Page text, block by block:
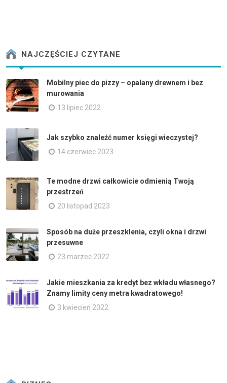
NAJCZĘŚCIEJ CZYTANE
Mobilny piec do pizzy – opalany drewnem i bez
murowania
13 lipiec 2022
Jak szybko znaleźć numer księgi wieczystej?
14 czerwiec 2023
Te modne drzwi całkowicie odmienią Twoją
przestrzeń
20 listopad 2023
Sposób na duże przeszklenia, czyli okna i drzwi
przesuwne
23 marzec 2022
Jakie mieszkania za kredyt bez wkładu własnego?
Znamy limity ceny metra kwadratowego!
3 kwiecień 2022